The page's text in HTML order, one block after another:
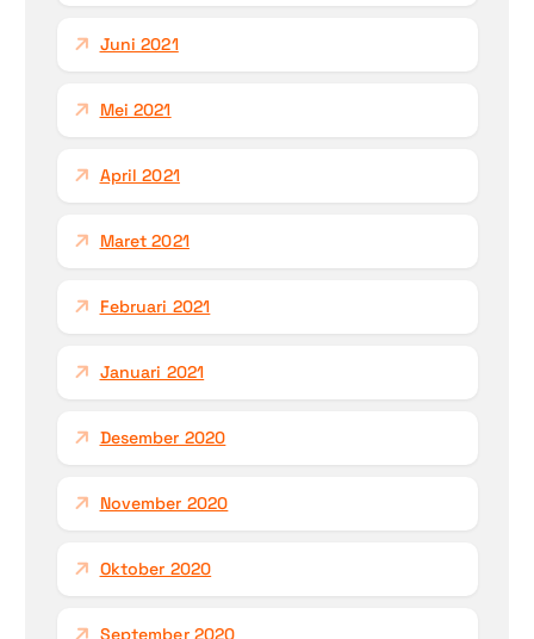
Juni 2021
Mei 2021
April 2021
Maret 2021
Februari 2021
Januari 2021
Desember 2020
November 2020
Oktober 2020
September 2020